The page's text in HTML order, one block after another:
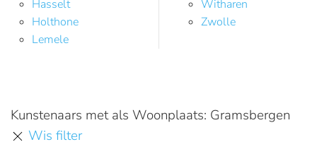
Hasselt
Holthone
Lemele
Witharen
Zwolle
Kunstenaars met als Woonplaats: Gramsbergen
Wis filter